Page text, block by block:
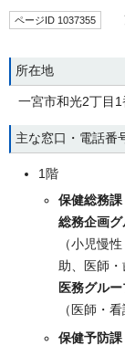
ページID 1037355
所在地
一宮市和光2丁目
主な窓口・電話番
1階
保健総務課
総務企画
（小児慢
助、医師・
医務グル
（医師・
保健予防課